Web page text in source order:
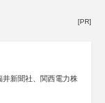
[PR]
新聞社、関西電力株